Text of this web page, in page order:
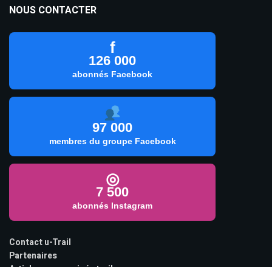
NOUS CONTACTER
f
126 000
abonnés Facebook
97 000
membres du groupe Facebook
◎
7 500
abonnés Instagram
Contact u-Trail
Partenaires